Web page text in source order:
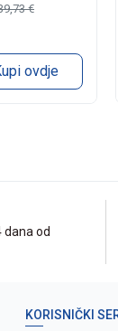
€
ovdje
dana od
KORISNIČKI